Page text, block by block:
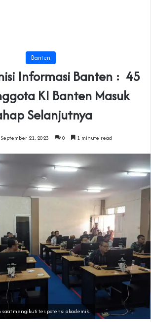
Banten
Informasi Banten : 45
KI Banten Masuk
Selanjutnya
September 21, 2023 0 1 minute read
saat mengikuti tes potensi akademik.